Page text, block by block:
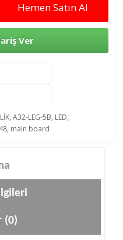
Hemen Satın Al
Ver
, A32-LEG-5B, LED,
, main board
(0)